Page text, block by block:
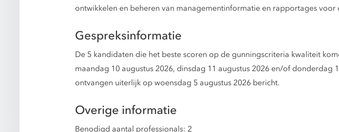
ontwikkelen en beheren van managementinformatie en rapportages voor
Gespreksinformatie
De 5 kandidaten die het beste scoren op de gunningscriteria kwaliteit
maandag 10 augustus 2026, dinsdag 11 augustus 2026 en/of
ontvangen uiterlijk op woensdag 5 augustus 2026 bericht.
Overige informatie
Benodigd aantal professionals: 2